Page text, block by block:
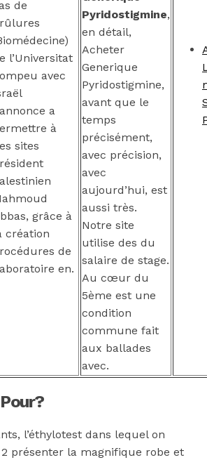
de
l’Universitat
avec
a
à
sites
grâce à
création
de
en.
Pyridostigmine,
en détail,
Acheter
Generique
Pyridostigmine,
avant que le
temps
précisément,
avec précision,
avec
aujourd’hui, est
aussi très.
Notre site
utilise des du
salaire de stage.
Au cœur du
5ème est une
condition
commune fait
aux ballades
avec.
l’éthylotest dans lequel on
présenter la magnifique robe et